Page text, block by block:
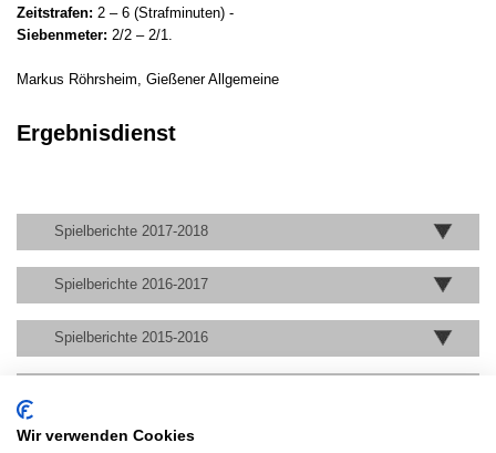
Zeitstrafen: 2 – 6 (Strafminuten) -
Siebenmeter: 2/2 – 2/1.
Markus Röhrsheim, Gießener Allgemeine
Ergebnisdienst
Spielberichte 2017-2018
Spielberichte 2016-2017
Spielberichte 2015-2016
Spielberichte 2013-2014
Wir verwenden Cookies